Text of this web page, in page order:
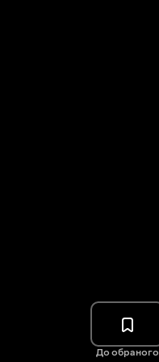
До обраного